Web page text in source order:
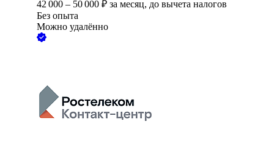
42 000 – 50 000 ₽ за месяц, до вычета налогов
Без опыта
Можно удалённо